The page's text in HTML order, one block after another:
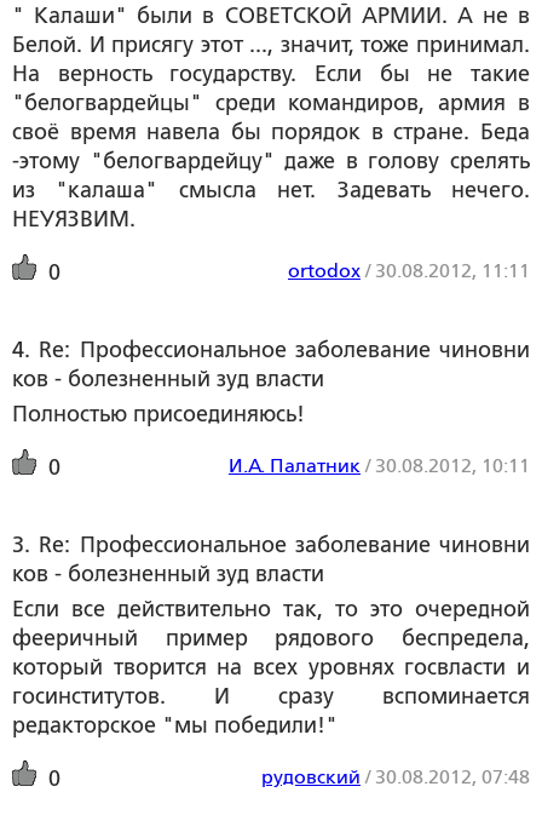
" Калаши" были в СОВЕТСКОЙ АРМИИ. А не в
Белой. И присягу этот ..., значит, тоже принимал.
На верность государству. Если бы не такие
"белогвардейцы" среди командиров, армия в
своё время навела бы порядок в стране. Беда
-этому "белогвардейцу" даже в голову срелять
из "калаша" смысла нет. Задевать нечего.
НЕУЯЗВИМ.
0 ortodox/ 30.08.2012, 11:11
4. Re: Профессиональное заболевание чиновни
ков - болезненный зуд власти
Полностью присоединяюсь!
0 И.А. Палатник/ 30.08.2012, 10:11
3. Re: Профессиональное заболевание чиновни
ков - болезненный зуд власти
Если все действительно так, то это очередной
фееричный пример рядового беспредела,
который творится на всех уровнях госвласти и
госинститутов. И сразу вспоминается
редакторское "мы победили!"
0 рудовский / 30.08.2012, 07:48